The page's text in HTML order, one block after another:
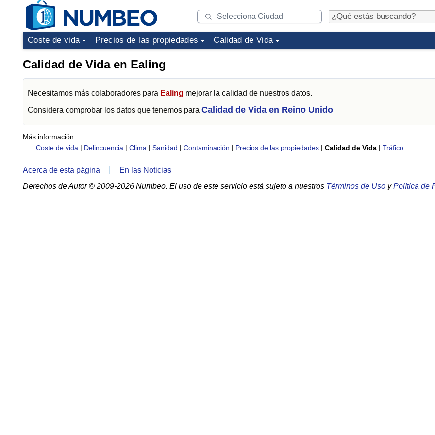
Coste de vida Precios de las propiedades Calidad de Vida
Calidad de Vida en Ealing
Necesitamos más colaboradores para Ealing mejorar la calidad de nuestros datos.
Considera comprobar los datos que tenemos para Calidad de Vida en Reino Unido
Más información:
Coste de vida | Delincuencia | Clima | Sanidad | Contaminación | Precios de las propiedades | Calidad de Vida | Tráfico
Acerca de esta página
En las Noticias
Derechos de Autor © 2009-2026 Numbeo. El uso de este servicio está sujeto a nuestros Términos de Uso yPolítica de